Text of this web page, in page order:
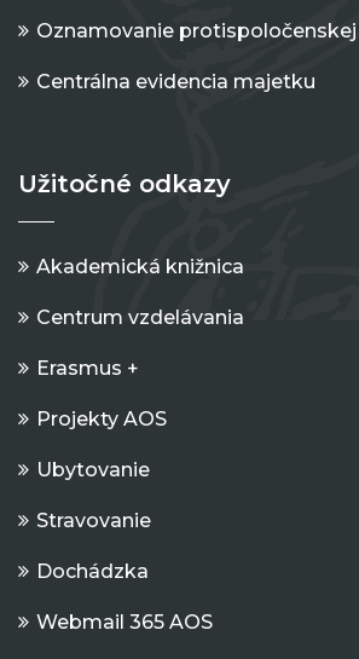
Oznamovanie
Centrálna evidencia majetku
Užitočné odkazy
Akademická knižnica
Centrum vzdelávania
Erasmus +
Projekty AOS
Ubytovanie
Stravovanie
Dochádzka
Webmail 365 AOS